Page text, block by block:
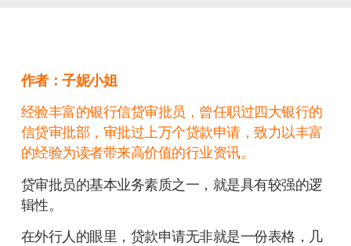
作者：子妮小姐
经验丰富的银行信贷审批员，曾任职过四大银行的
信贷审批部，审批过上万个贷款申请，致力以丰富
的经验为读者带来高价值的行业资讯。
贷审批员的基本业务素质之一，就是具有较强的逻
辑性。
在外行人的眼里，贷款申请无非就是一份表格，几